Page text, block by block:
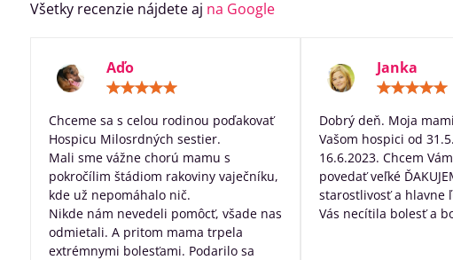
Všetky recenzie nájdete aj na Google
Aďo
/
5
Chceme sa s celou rodinou poďakovať
Hospicu Milosrdných sestier.
Mali sme vážne chorú mamu s
pokročílim štádiom rakoviny vaječníku,
kde už nepomáhalo nič.
Nikde nám nevedeli pomôcť, všade nas
odmietali. A pritom mama trpela
extrémnymi bolesťami. Podarilo sa
Janka
Dobrý deň. Moja
Vašom hospici od
16.6.2023. Chcem
povedať veľké
starostlivosť a hlavne
Vás necítila bolesť a